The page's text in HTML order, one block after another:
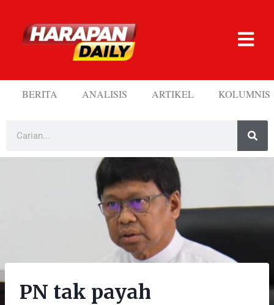
BERITA ANALISIS ARTIKEL KOLUMNIS
PN tak payah